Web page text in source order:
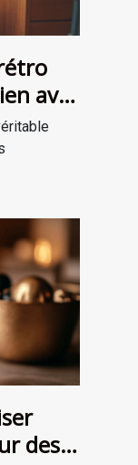
avec
des